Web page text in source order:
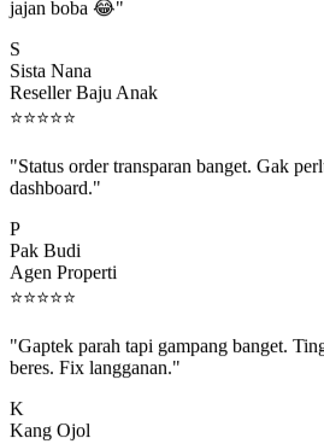
Sista Nana
Reseller Baju Anak
⭐⭐⭐⭐⭐
dashboard."
Pak Budi
Agen Properti
⭐⭐⭐⭐⭐
beres. Fix langganan."
Kang Ojol
Sampingan Jualan